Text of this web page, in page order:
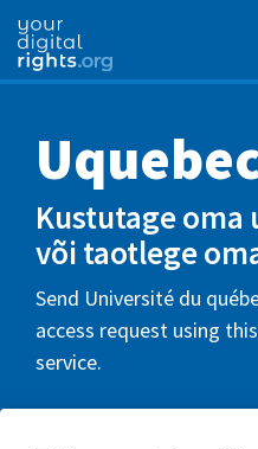
Kustutage oma
või taotlege
Send Université du
access request using
service.